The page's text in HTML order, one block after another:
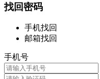
找回密码
手机找回
邮箱找回
手机号